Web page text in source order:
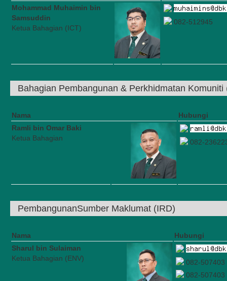
Mohammad Muhaimin bin
Samsuddin
Ketua Bahagian (ICT)
082-512945
Bahagian Pembangunan & Perkhidmatan Komuniti
Nama
Hubungi
Ramli bin Omar Baki
Ketua Bahagian
082-
PembangunanSumber Maklumat (IRD)
Nama
Hubungi
Sharul bin Sulaiman
Ketua Bahagian (ENV)
082-507403
082-507403